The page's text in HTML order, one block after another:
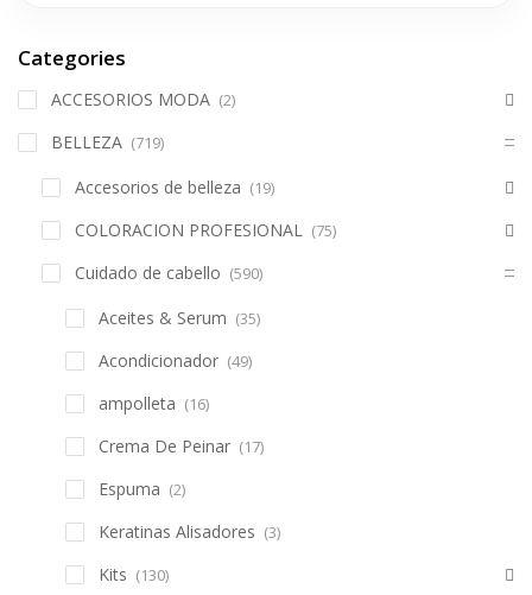
Categories
ACCESORIOS MODA (2)
BELLEZA (719)
Accesorios de belleza (19)
COLORACION PROFESIONAL
Cuidado de cabello
Aceites & Serum (35)
Acondicionador
ampolleta (16)
Crema De Peinar